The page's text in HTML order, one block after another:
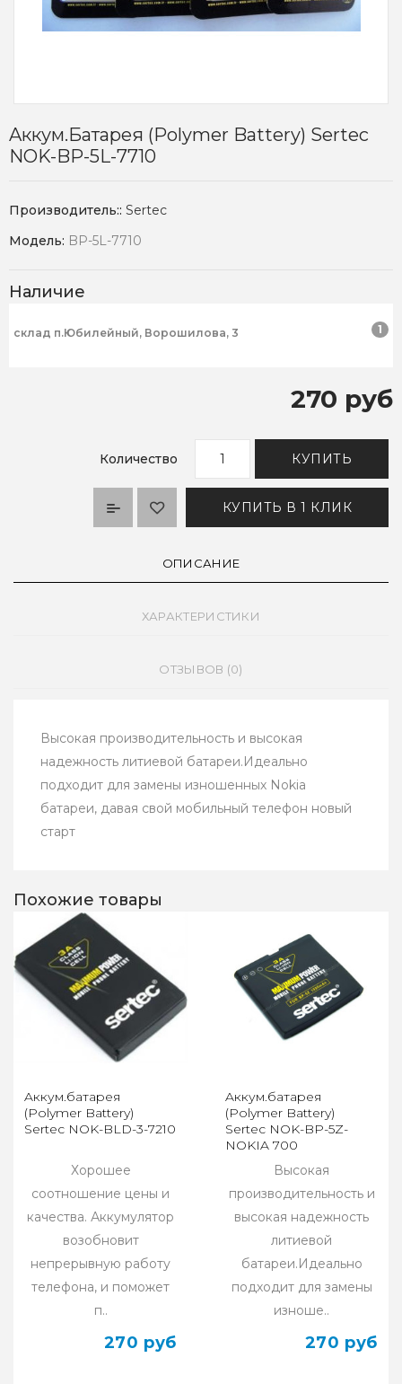
Aккум.батарея (Polymer Battery) Sertec
NOK-BP-5L-7710
Производитель:: Sertec
Модель: BP-5L-7710
Наличие
склад п.Юбилейный, Ворошилова, 3 1
270 руб
Количество КУПИТЬ
КУПИТЬ В 1 КЛИК
ОПИСАНИЕ
ХАРАКТЕРИСТИКИ
ОТЗЫВОВ (0)
Высокая производительность и высокая
надежность литиевой батареи.Идеально
подходит для замены изношенных Nokia
батареи, давая свой мобильный телефон новый
старт
Похожие товары
Aккум.батарея
(Polymer Battery)
Sertec NOK-BLD-3-7210
Хорошее
соотношение цены и
качества. Аккумулятор
возобновит
непрерывную работу
телефона, и поможет
п..
270 руб
Aккум.батарея
(Polymer Battery)
Sertec NOK-BP-5Z-
NOKIA 700
Высокая
производительность и
высокая надежность
литиевой
батареи.Идеально
подходит для замены
изноше..
270 руб